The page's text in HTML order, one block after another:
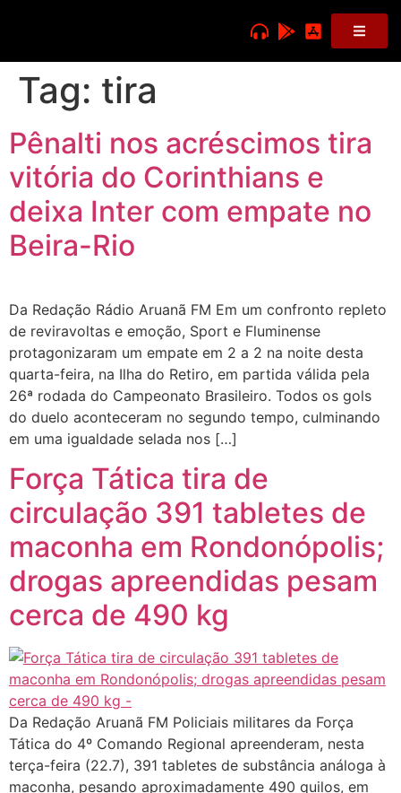
Tag: tira
Pênalti nos acréscimos tira
vitória do Corinthians e
deixa Inter com empate no
Beira-Rio
Da Redação Rádio Aruanã FM Em um confronto repleto
de reviravoltas e emoção, Sport e Fluminense
protagonizaram um empate em 2 a 2 na noite desta
quarta-feira, na Ilha do Retiro, em partida válida pela
26ª rodada do Campeonato Brasileiro. Todos os gols
do duelo aconteceram no segundo tempo, culminando
em uma igualdade selada nos […]
Força Tática tira de
circulação 391 tabletes de
maconha em Rondonópolis;
drogas apreendidas pesam
cerca de 490 kg
Da Redação Aruanã FM Policiais militares da Força
Tática do 4º Comando Regional apreenderam, nesta
terça-feira (22.7), 391 tabletes de substância análoga à
maconha, pesando aproximadamente 490 quilos, em